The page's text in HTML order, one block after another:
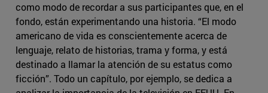
como modo de recordar a sus participantes que, en el
fondo, están experimentando una historia. “El modo
americano de vida es conscientemente acerca de
lenguaje, relato de historias, trama y forma, y está
destinado a llamar la atención de su estatus como
ficción”. Todo un capítulo, por ejemplo, se dedica a